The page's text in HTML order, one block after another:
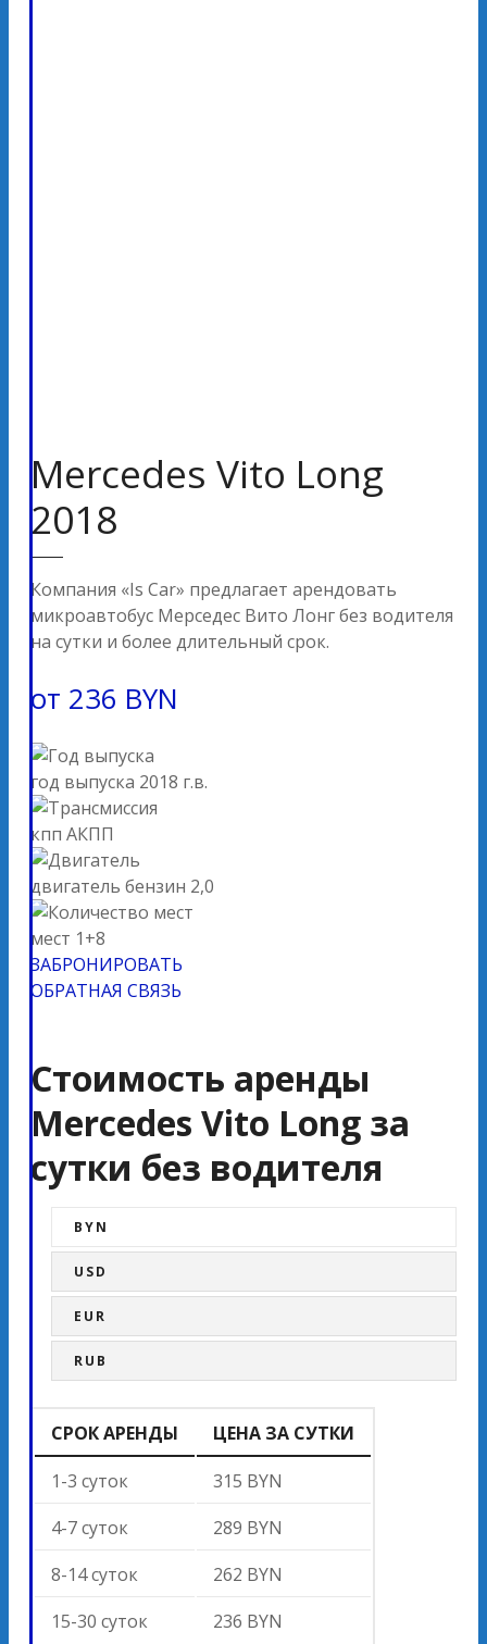
Mercedes Vito Long
2018
Компания «Is Car» предлагает арендовать
микроавтобус Мерседес Вито Лонг без водителя
на сутки и более длительный срок.
от 236 BYN
год выпуска 2018 г.в.
кпп АКПП
двигатель бензин 2,0
мест 1+8
ЗАБРОНИРОВАТЬ
ОБРАТНАЯ СВЯЗЬ
Стоимость аренды
Mercedes Vito Long за
сутки без водителя
BYN
USD
EUR
RUB
СРОК АРЕНДЫ
ЦЕНА ЗА СУТКИ
1-3 суток
315 BYN
4-7 суток
289 BYN
8-14 суток
262 BYN
15-30 суток
236 BYN